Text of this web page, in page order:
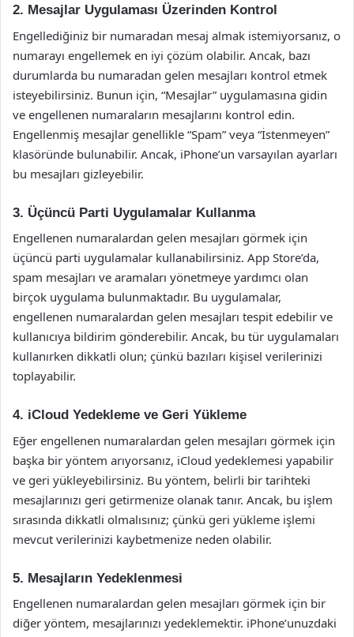
2. Mesajlar Uygulaması Üzerinden Kontrol
Engellediğiniz bir numaradan mesaj almak istemiyorsanız, o
numarayı engellemek en iyi çözüm olabilir. Ancak, bazı
durumlarda bu numaradan gelen mesajları kontrol etmek
isteyebilirsiniz. Bunun için, “Mesajlar” uygulamasına gidin
ve engellenen numaraların mesajlarını kontrol edin.
Engellenmiş mesajlar genellikle “Spam” veya “İstenmeyen”
klasöründe bulunabilir. Ancak, iPhone’un varsayılan ayarları
bu mesajları gizleyebilir.
3. Üçüncü Parti Uygulamalar Kullanma
Engellenen numaralardan gelen mesajları görmek için
üçüncü parti uygulamalar kullanabilirsiniz. App Store’da,
spam mesajları ve aramaları yönetmeye yardımcı olan
birçok uygulama bulunmaktadır. Bu uygulamalar,
engellenen numaralardan gelen mesajları tespit edebilir ve
kullanıcıya bildirim gönderebilir. Ancak, bu tür uygulamaları
kullanırken dikkatli olun; çünkü bazıları kişisel verilerinizi
toplayabilir.
4. iCloud Yedekleme ve Geri Yükleme
Eğer engellenen numaralardan gelen mesajları görmek için
başka bir yöntem arıyorsanız, iCloud yedeklemesi yapabilir
ve geri yükleyebilirsiniz. Bu yöntem, belirli bir tarihteki
mesajlarınızı geri getirmenize olanak tanır. Ancak, bu işlem
sırasında dikkatli olmalısınız; çünkü geri yükleme işlemi
mevcut verilerinizi kaybetmenize neden olabilir.
5. Mesajların Yedeklenmesi
Engellenen numaralardan gelen mesajları görmek için bir
diğer yöntem, mesajlarınızı yedeklemektir. iPhone’unuzdaki